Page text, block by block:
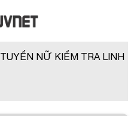
TUYỂN NỮ KIỂM TRA LINH